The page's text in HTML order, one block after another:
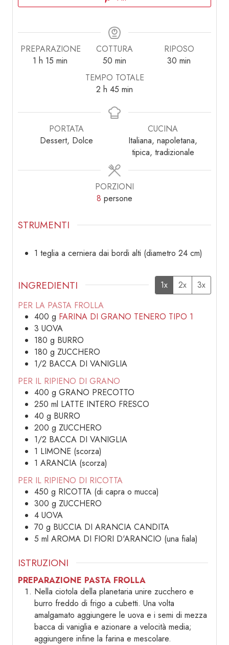
PREPARAZIONE
1 ora
h 15 minuti
min
COTTURA
50 minuti
min
RIPOSO
30 minuti
min
TEMPO TOTALE
2 ore
h 45 minuti
min
PORTATA
Dessert, Dolce
CUCINA
Italiana, napoletana,
tipica, tradizionale
PORZIONI
8 persone
STRUMENTI
1 teglia a cerniera dai bordi alti (diametro 24 cm)
INGREDIENTI 1x 2x
3x
PER LA PASTA FROLLA
400 g FARINA DI GRANO TENERO TIPO 1
3 UOVA
180 g BURRO
180 g ZUCCHERO
1/2 BACCA DI VANIGLIA
PER IL RIPIENO DI GRANO
400 g GRANO PRECOTTO
250 ml LATTE INTERO FRESCO
40 g BURRO
200 g ZUCCHERO
1/2 BACCA DI VANIGLIA
1 LIMONE (scorza)
1 ARANCIA (scorza)
PER IL RIPIENO DI RICOTTA
450 g RICOTTA (di capra o mucca)
300 g ZUCCHERO
4 UOVA
70 g BUCCIA DI ARANCIA CANDITA
5 ml AROMA DI FIORI D'ARANCIO (una fiala)
ISTRUZIONI
PREPARAZIONE PASTA FROLLA
Nella ciotola della planetaria unire zucchero e
burro freddo di frigo a cubetti. Una volta
amalgamato aggiungere le uova e i semi di mezza
bacca di vaniglia e azionare a velocità media;
aggiungere infine la farina e mescolare.